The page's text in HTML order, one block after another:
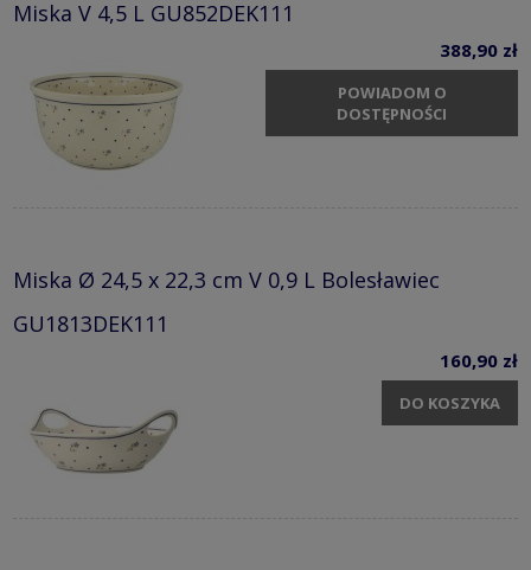
Miska V 4,5 L GU852DEK111
388,90 zł
POWIADOM O
DOSTĘPNOŚCI
Miska Ø 24,5 x 22,3 cm V 0,9 L Bolesławiec
GU1813DEK111
160,90 zł
DO KOSZYKA